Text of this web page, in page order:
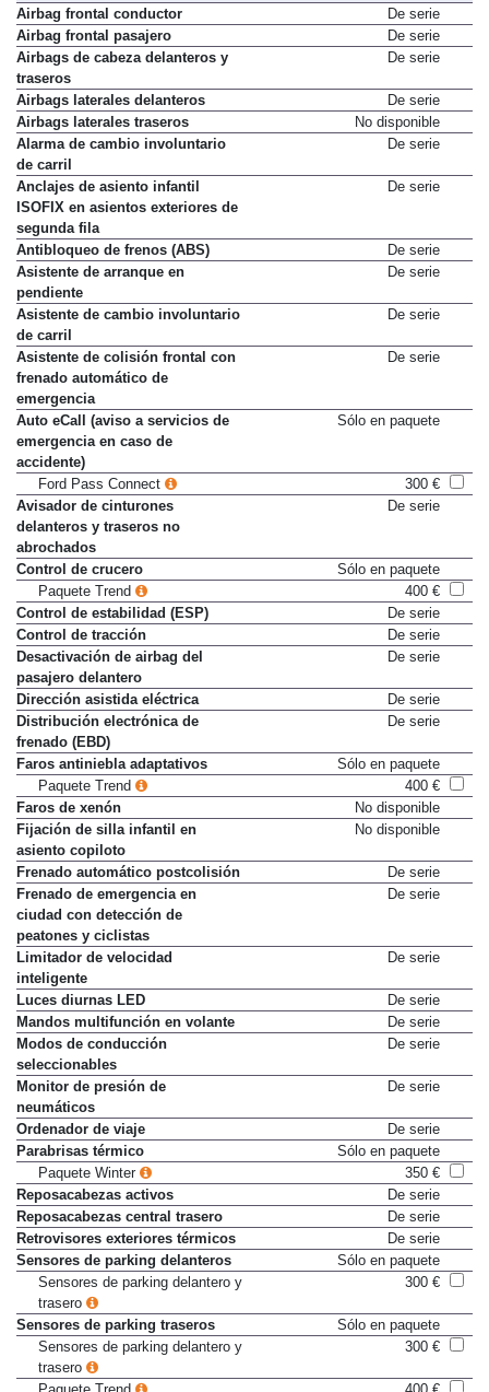
Airbag frontal conductor
De serie
Airbag frontal pasajero
De serie
Airbags de cabeza delanteros y
traseros
De serie
Airbags laterales delanteros
De serie
Airbags laterales traseros
No disponible
Alarma de cambio involuntario
de carril
De serie
Anclajes de asiento infantil
ISOFIX en asientos exteriores de
segunda fila
De serie
Antibloqueo de frenos (ABS)
De serie
Asistente de arranque en
pendiente
De serie
Asistente de cambio involuntario
de carril
De serie
Asistente de colisión frontal con
frenado automático de
emergencia
De serie
Auto eCall (aviso a servicios de
emergencia en caso de
accidente)
Sólo en paquete
Ford Pass Connect
300 €
Avisador de cinturones
delanteros y traseros no
abrochados
De serie
Control de crucero
Sólo en paquete
Paquete Trend
400 €
Control de estabilidad (ESP)
De serie
Control de tracción
De serie
Desactivación de airbag del
pasajero delantero
De serie
Dirección asistida eléctrica
De serie
Distribución electrónica de
frenado (EBD)
De serie
Faros antiniebla adaptativos
Sólo en paquete
Paquete Trend
400 €
Faros de xenón
No disponible
Fijación de silla infantil en
asiento copiloto
No disponible
Frenado automático postcolisión
De serie
Frenado de emergencia en
ciudad con detección de
peatones y ciclistas
De serie
Limitador de velocidad
inteligente
De serie
Luces diurnas LED
De serie
Mandos multifunción en volante
De serie
Modos de conducción
seleccionables
De serie
Monitor de presión de
neumáticos
De serie
Ordenador de viaje
De serie
Parabrisas térmico
Sólo en paquete
Paquete Winter
350 €
Reposacabezas activos
De serie
Reposacabezas central trasero
De serie
Retrovisores exteriores térmicos
De serie
Sensores de parking delanteros
Sólo en paquete
Sensores de parking delantero y
trasero
300 €
Sensores de parking traseros
Sólo en paquete
Sensores de parking delantero y
trasero
300 €